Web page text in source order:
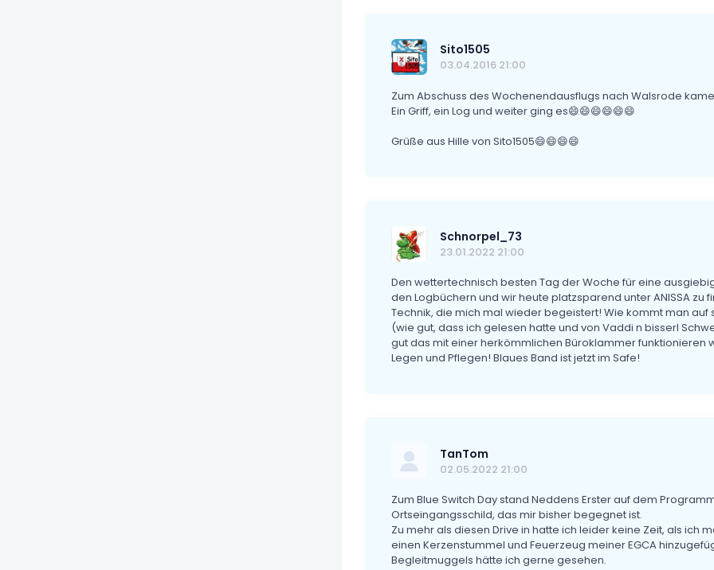
Sito1505
03.04.2016 21:00
Zum Abschuss des Wochenendausflugs nach Walsrode
Ein Griff, ein Log und weiter ging es😄😄😄😄😄😄
Grüße aus Hille von Sito1505😄😄😄😄
Schnorpel_73
23.01.2022 21:00
Den wettertechnisch besten Tag der Woche für eine
den Logbüchern und wir heute platzsparend unter ANISSA zu
Technik, die mich mal wieder begeistert! Wie kommt man
(wie gut, dass ich gelesen hatte und von Vaddi n bisserl
gut das mit einer herkömmlichen Büroklammer funktionieren
Legen und Pflegen! Blaues Band ist jetzt im Safe!
TanTom
02.05.2022 21:00
Zum Blue Switch Day stand Neddens Erster auf dem
Ortseingangsschild, das mir bisher begegnet ist.
Zu mehr als diesen Drive in hatte ich leider keine Zeit, als ich
einen Kerzenstummel und Feuerzeug meiner EGCA
Begleitmuggels hätte ich gerne gesehen.